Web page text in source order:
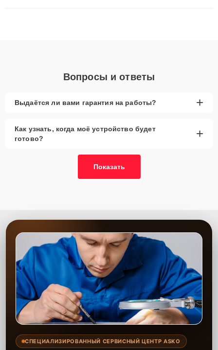
Вопросы и ответы
Выдаётся ли вами гарантия на работы? +
Как узнать, когда моё устройство будет
готово?
+
Показать
СПЕЦИАЛИЗИРОВАННЫЙ СЕРВИСНЫЙ ЦЕНТР ASKO